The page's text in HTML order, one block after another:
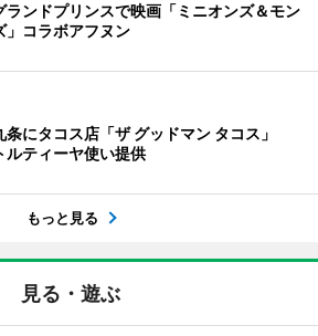
ランドプリンスで映画「ミニオンズ＆モン
」コラボアフヌン
条にタコス店「ザ グッドマン タコス」
ルティーヤ使い提供
もっと見る
見る・遊ぶ